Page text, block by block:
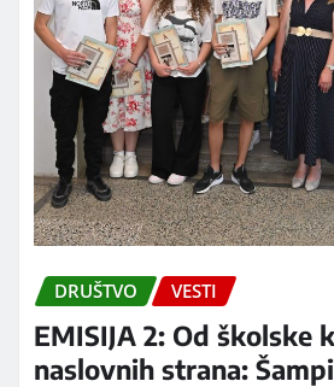
DRUŠTVO VESTI
EMISIJA 2: Od školske
naslovnih strana: